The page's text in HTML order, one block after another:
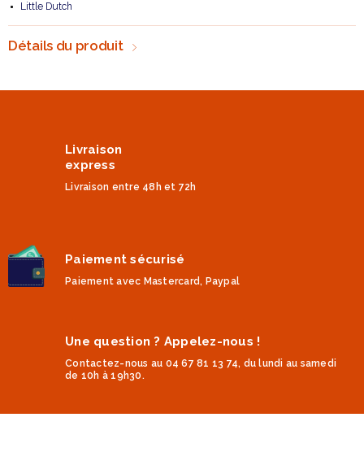
Little Dutch
Détails du produit
Livraison
express
Livraison entre 48h et 72h
Paiement sécurisé
Paiement avec Mastercard, Paypal
Une question ? Appelez-nous !
Contactez-nous au 04 67 81 13 74, du lundi au samedi
de 10h à 19h30.